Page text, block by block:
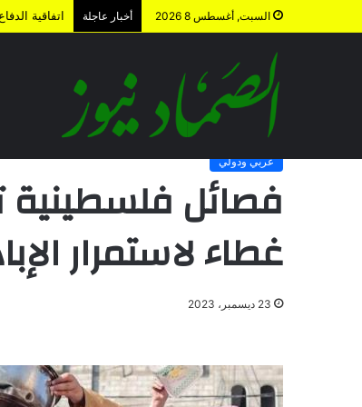
السبت, أغسطس 8 2026 أخبار عاجلة الردع
الرئيسية /عربي ودولي فصائل فلسطينية تدين تورط
عربي ودولي
فصائل فلسطينية
غطاء لاستمرار
23 ديسمبر، 2023